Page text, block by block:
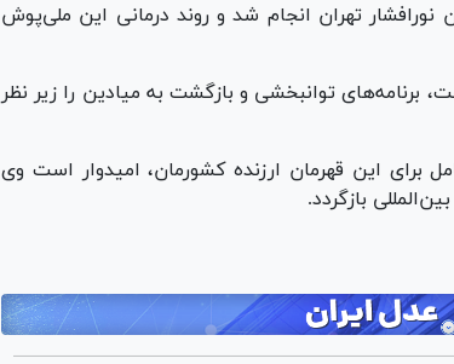
تهران انجام شد و روند درمانی این ملی‌پوش
برنامه‌های توانبخشی و بازگشت به میادین را زیر نظر
برای این قهرمان ارزنده کشورمان، امیدوار است وی
بازگردد.